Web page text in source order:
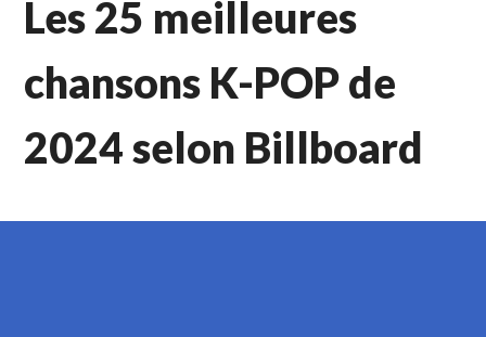
Les 25 meilleures
chansons K-POP de
2024 selon Billboard